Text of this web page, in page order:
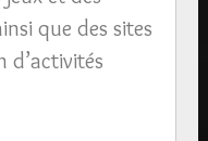
que des sites
d’activités